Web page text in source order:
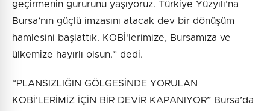
geçirmenin gururunu yaşıyoruz. Türkiye Yüzyılı’na
Bursa’nın güçlü imzasını atacak dev bir dönüşüm
hamlesini başlattık. KOBİ'lerimize, Bursamıza ve
ülkemize hayırlı olsun.” dedi.
“PLANSIZLIĞIN GÖLGESİNDE YORULAN
KOBİ’LERİMİZ İÇİN BİR DEVİR KAPANIYOR” Bursa’da